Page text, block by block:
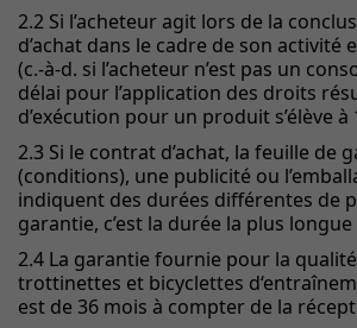
2.2 Si l’acheteur agit lors de la
d’achat dans le cadre de son activité
(c.-à-d. si l’acheteur n’est pas un
délai pour l’application des droits
d’exécution pour un produit s’élève à
2.3 Si le contrat d’achat, la feuille de
(conditions), une publicité ou
indiquent des durées différentes de
garantie, c’est la durée la plus longue
2.4 La garantie fournie pour la
trottinettes et bicyclettes
est de 36 mois à compter de la